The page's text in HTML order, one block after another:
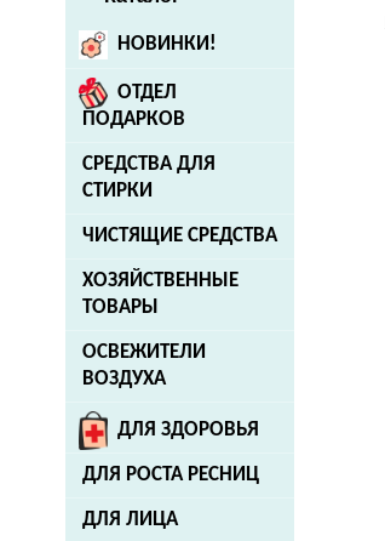
НОВИНКИ!
ОТДЕЛ
ПОДАРКОВ
СРЕДСТВА ДЛЯ
СТИРКИ
ЧИСТЯЩИЕ СРЕДСТВА
ХОЗЯЙСТВЕННЫЕ
ТОВАРЫ
ОСВЕЖИТЕЛИ
ВОЗДУХА
ДЛЯ ЗДОРОВЬЯ
ДЛЯ РОСТА РЕСНИЦ
ДЛЯ ЛИЦА